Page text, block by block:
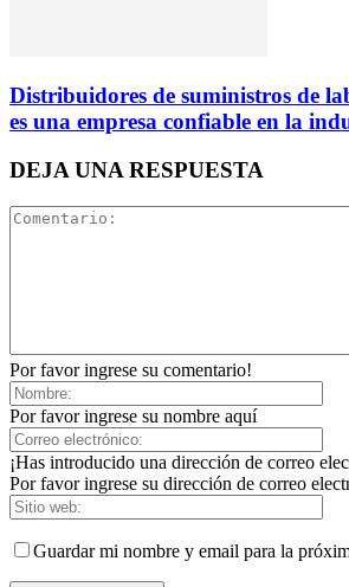
Distribuidores de suministros de
es una empresa confiable en la
DEJA UNA RESPUESTA
Por favor ingrese su comentario!
Por favor ingrese su nombre aquí
¡Has introducido una dirección de correo
Por favor ingrese su dirección de correo
Guardar mi nombre y email para la